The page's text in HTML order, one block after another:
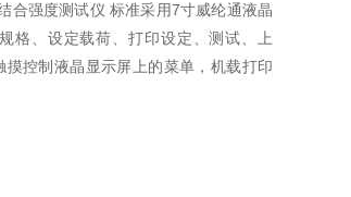
合强度测试仪 标准采用7寸威纶通液晶
格、设定载荷、打印设定、测试、上
控制液晶显示屏上的菜单，机载打印